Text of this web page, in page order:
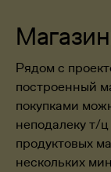
Рядом с
построенный
покупками
неподалеку т/
продуктовых
нескольких